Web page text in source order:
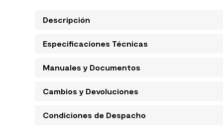
Descripción
Especificaciones Técnicas
Manuales y Documentos
Cambios y Devoluciones
Condiciones de Despacho